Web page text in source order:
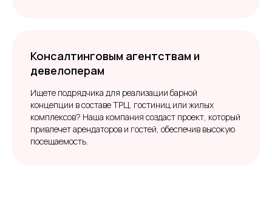
Консалтинговым агентствам и
девелоперам
Ищете подрядчика для реализации барной
концепции в составе ТРЦ, гостиниц или жилых
комплексов? Наша компания создаст проект, который
привлечет арендаторов и гостей, обеспечив высокую
посещаемость.